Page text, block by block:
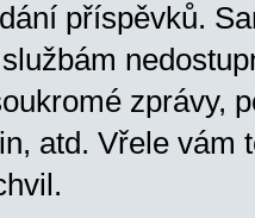
příspěvků.
zprávy,
atd. Vřele vám